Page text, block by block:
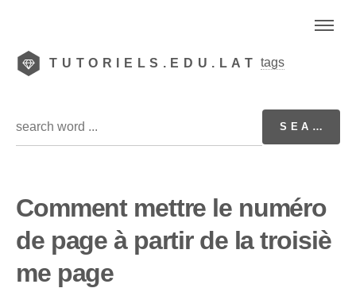
TUTORIELS.EDU.LAT tags
Comment mettre le numéro
de page à partir de la troisiè
me page